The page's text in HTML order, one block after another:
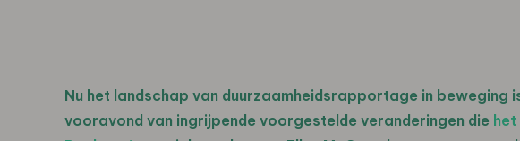
Nu het landschap van duurzaamheidsrapportage in beweging
vooravond van ingrijpende voorgestelde veranderingen die